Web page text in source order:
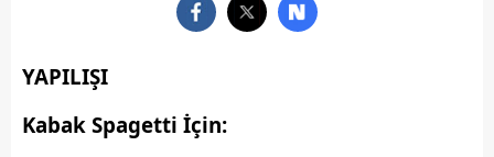
YAPILIŞI
Kabak Spagetti İçin: